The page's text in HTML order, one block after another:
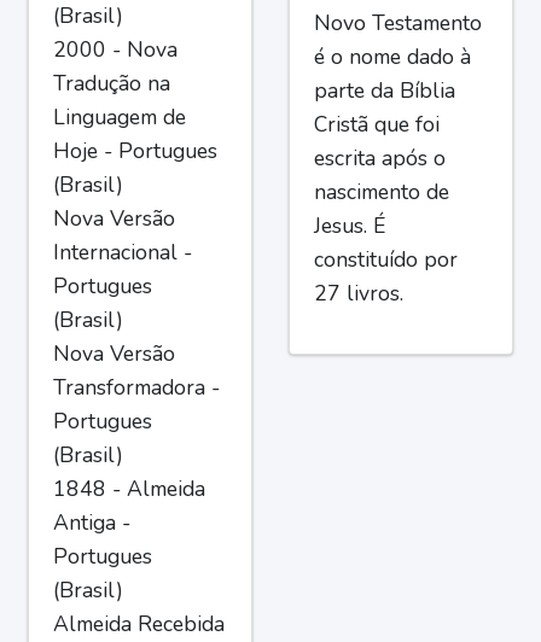
(Brasil)
2000 - Nova
Tradução na
Linguagem de
Hoje - Portugues
(Brasil)
Nova Versão
Internacional -
Portugues
(Brasil)
Nova Versão
Transformadora -
Portugues
(Brasil)
1848 - Almeida
Antiga -
Portugues
(Brasil)
Almeida Recebida
Novo Testamento
é o nome dado à
parte da Bíblia
Cristã que foi
escrita após o
nascimento de
Jesus. É
constituído por
27 livros.